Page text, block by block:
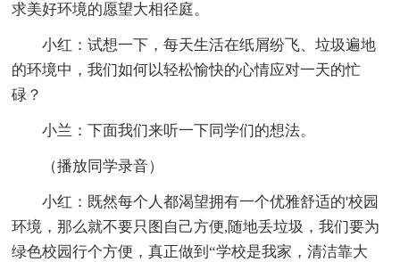
求美好环境的愿望大相径庭。
小红：试想一下，每天生活在纸屑纷飞、垃圾遍地
的环境中，我们如何以轻松愉快的心情应对一天的忙
碌？
小兰：下面我们来听一下同学们的想法。
（播放同学录音）
小红：既然每个人都渴望拥有一个优雅舒适的'校园
环境，那么就不要只图自己方便,随地丢垃圾，我们要为
绿色校园行个方便，真正做到“学校是我家，清洁靠大